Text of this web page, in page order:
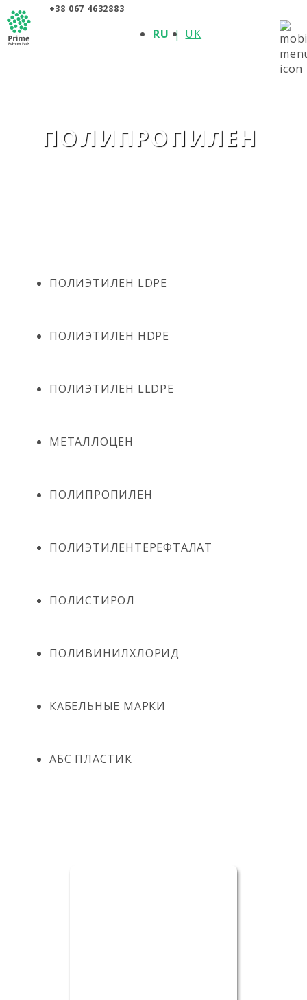
+38 067 4632883
RU UK
ПОЛИПРОПИЛЕН
ПОЛИЭТИЛЕН LDPE
ПОЛИЭТИЛЕН HDPE
ПОЛИЭТИЛЕН LLDPE
МЕТАЛЛОЦЕН
ПОЛИПРОПИЛЕН
ПОЛИЭТИЛЕНТЕРЕФТАЛАТ
ПОЛИСТИРОЛ
ПОЛИВИНИЛХЛОРИД
КАБЕЛЬНЫЕ МАРКИ
АБС ПЛАСТИК
О КОМПАНИИ
ПРОДУКЦИЯ